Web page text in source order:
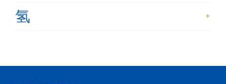
氢